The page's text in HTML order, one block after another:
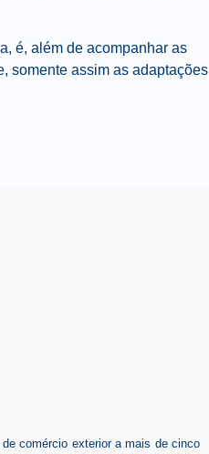
é, além de acompanhar as
somente assim as adaptações
comércio exterior a mais de cinco